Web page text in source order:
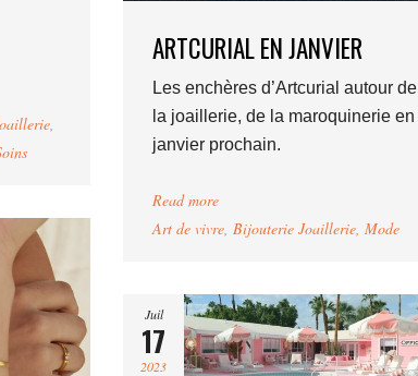
,
ARTCURIAL EN JANVIER
Les enchères d’Artcurial autour de
la joaillerie, de la maroquinerie en
janvier prochain.
Read more
Art de vivre Bijouterie Joaillerie Mode
Juil
17
2023